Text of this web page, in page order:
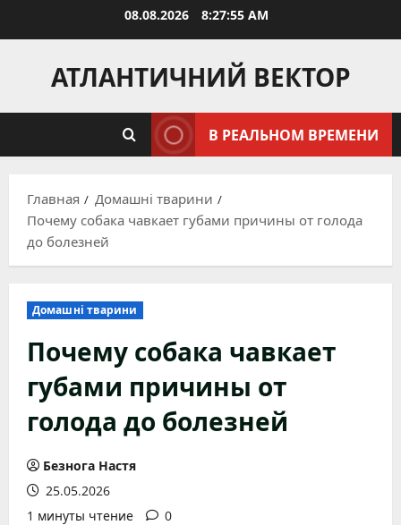
08.08.2026 8:27:56 AM
АТЛАНТИЧНИЙ ВЕКТОР
В РЕАЛЬНОМ ВРЕМЕНИ
Главная
Домашні тварини
Почему собака чавкает губами причины от голода
до болезней
Домашні тварини
Почему собака чавкает
губами причины от
голода до болезней
Безнога Настя
25.05.2026
1 минуты чтение
0